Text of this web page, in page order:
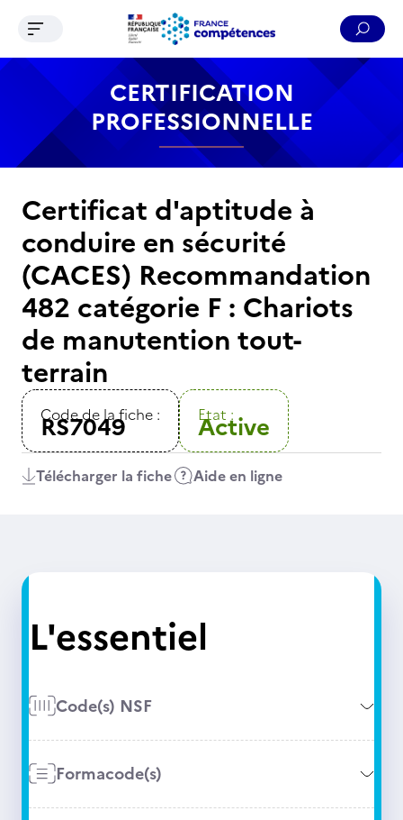
Contenu Recherche Menu Pied de page
Ouvrir le menu de navigation
CERTIFICATION
PROFESSIONNELLE
Certificat d'aptitude à
conduire en sécurité
(CACES) Recommandation
482 catégorie F : Chariots
de manutention tout-
terrain
Code de la fiche :
RS7049 Etat :
Active
Télécharger la fiche Aide en ligne
L'essentiel
Code(s) NSF
Formacode(s)